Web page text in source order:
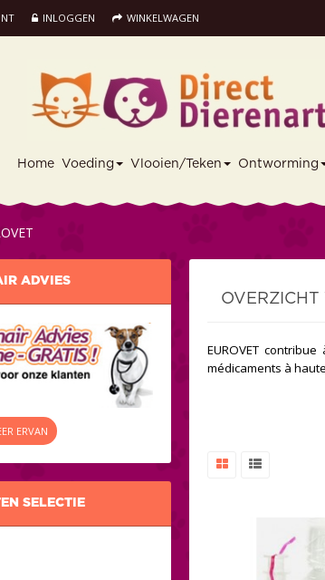
INLOGGEN WINKELWAGEN
Home Voeding Vlooien/Teken Ontworming
ADVIES
ERVAN
SELECTIE
EUROVET
médicaments à